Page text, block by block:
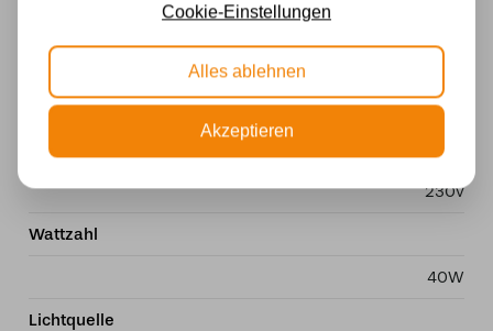
Glas
Stromversorgung
230v
Wattzahl
40W
Lichtquelle
Cookie-Einstellungen
Alles ablehnen
Akzeptieren